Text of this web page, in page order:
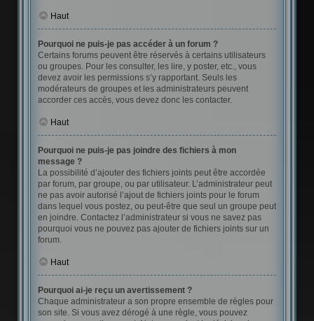
Haut
Pourquoi ne puis-je pas accéder à un forum ?
Certains forums peuvent être réservés à certains utilisateurs
ou groupes. Pour les consulter, les lire, y poster, etc., vous
devez avoir les permissions s’y rapportant. Seuls les
modérateurs de groupes et les administrateurs peuvent
accorder ces accès, vous devez donc les contacter.
Haut
Pourquoi ne puis-je pas joindre des fichiers à mon
message ?
La possibilité d’ajouter des fichiers joints peut être accordée
par forum, par groupe, ou par utilisateur. L’administrateur peut
ne pas avoir autorisé l’ajout de fichiers joints pour le forum
dans lequel vous postez, ou peut-être que seul un groupe peut
en joindre. Contactez l’administrateur si vous ne savez pas
pourquoi vous ne pouvez pas ajouter de fichiers joints sur un
forum.
Haut
Pourquoi ai-je reçu un avertissement ?
Chaque administrateur a son propre ensemble de règles pour
son site. Si vous avez dérogé à une règle, vous pouvez